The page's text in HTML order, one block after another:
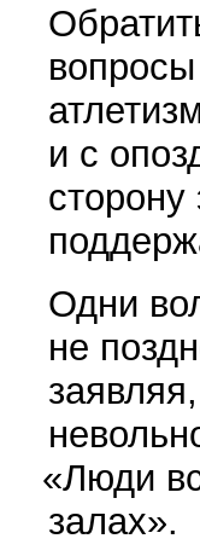
и с
сторону
Одни
не
«Люди
залах».